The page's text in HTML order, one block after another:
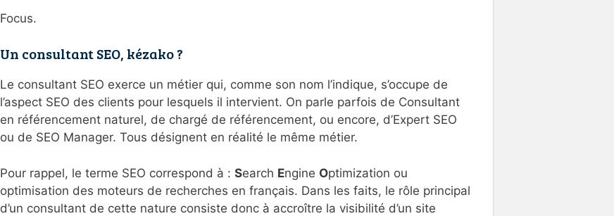
Focus.
Un consultant SEO, kézako ?
Le consultant SEO exerce un métier qui, comme son nom l’indique, s’occupe de
l’aspect SEO des clients pour lesquels il intervient. On parle parfois de Consultant
en référencement naturel, de chargé de référencement, ou encore, d’Expert SEO
ou de SEO Manager. Tous désignent en réalité le même métier.
Pour rappel, le terme SEO correspond à : Search Engine Optimization ou
optimisation des moteurs de recherches en français. Dans les faits, le rôle principal
d’un consultant de cette nature consiste donc à accroître la visibilité d’un site